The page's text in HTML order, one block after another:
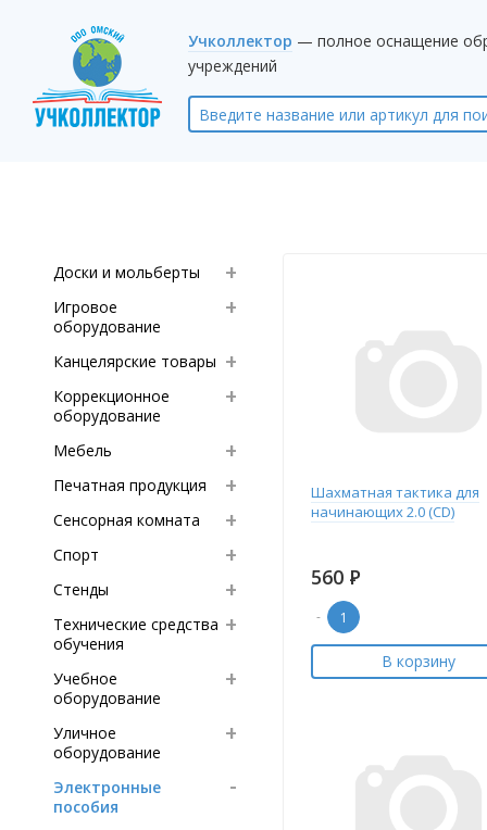
Учколлектор — полное оснащение
учреждений
Доски и мольберты
Игровое
оборудование
Канцелярские товары
Коррекционное
оборудование
Мебель
Печатная продукция
Сенсорная комната
Спорт
Стенды
Технические средства
обучения
Учебное
оборудование
Уличное
оборудование
Электронные
пособия
Шахматная тактика для
начинающих 2.0 (CD)
560 Р
-
В корзину